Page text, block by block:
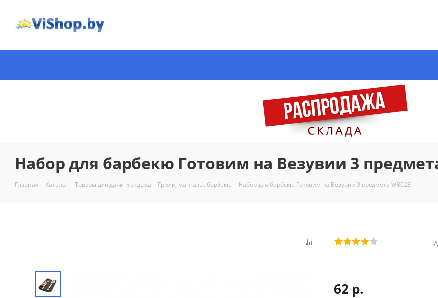
Набор для барбекю Готовим на Везувии 3
Главная - Каталог - Товары для дачи и отдыха - Грили, мангалы, барбекю - Набор для барбекю Готовим на Везувии 3 предмета WB028
62 р.